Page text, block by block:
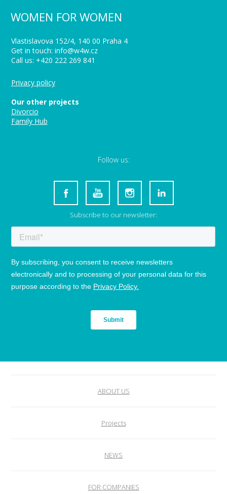
WOMEN FOR WOMEN
Vlastislavova 152/4, 140 00 Praha 4
Get in touch: info@w4w.cz
Call us: +420 222 269 841
Privacy policy
Our other projects
Divorcio
Family Hub
Follow us:
Subscribe to our newsletter:
ABOUT US
Projects
NEWS
FOR COMPANIES